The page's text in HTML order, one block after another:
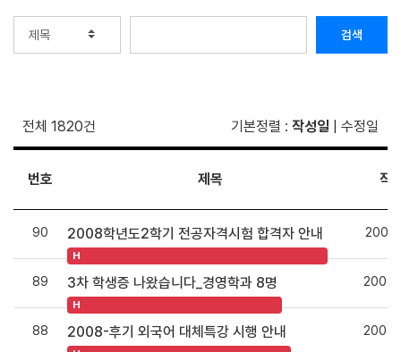
검색
전체 1820건 기본정렬 : 작성일 수정일
번호 제목 작
90 2008학년도2학기 전공자격시험 합격자 안내
H
89 3차 학생증 나왔습니다_경영학과 8명
H
88 2008-후기 외국어 대체특강 시행 안내